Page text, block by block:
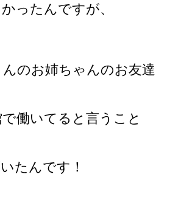
ったんですが、
のお姉ちゃんのお友達
働いてると言うこと
たんです！